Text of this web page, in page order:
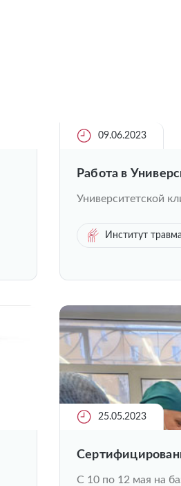
09.06.2023
Работа в
Университетской
Институт
25.05.2023
С 10 по 12 мая на